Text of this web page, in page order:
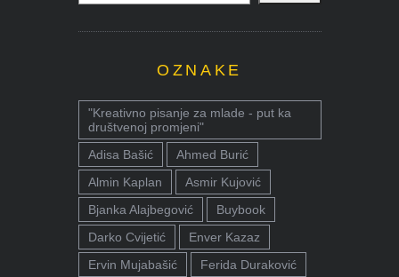
OZNAKE
"Kreativno pisanje za mlade - put ka
društvenoj promjeni"
Adisa Bašić
Ahmed Burić
Almin Kaplan
Asmir Kujović
Bjanka Alajbegović
Buybook
Darko Cvijetić
Enver Kazaz
Ervin Mujabašić
Ferida Duraković